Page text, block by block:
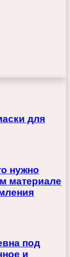
для
нужно
материале
под
и